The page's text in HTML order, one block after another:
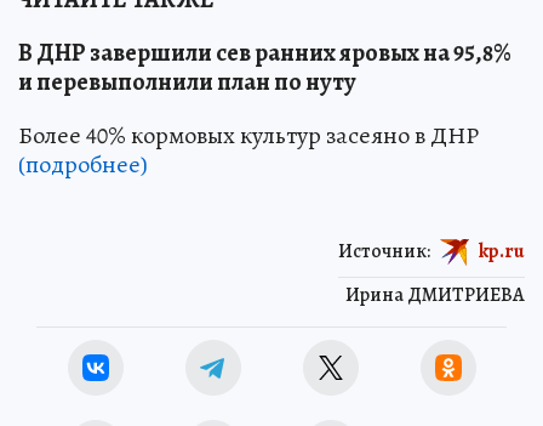
В ДНР завершили сев ранних яровых на 95,8%
и перевыполнили план по нуту
Более 40% кормовых культур засеяно в ДНР
(подробнее)
Ирина ДМИТРИЕВА
Источник: kp.ru